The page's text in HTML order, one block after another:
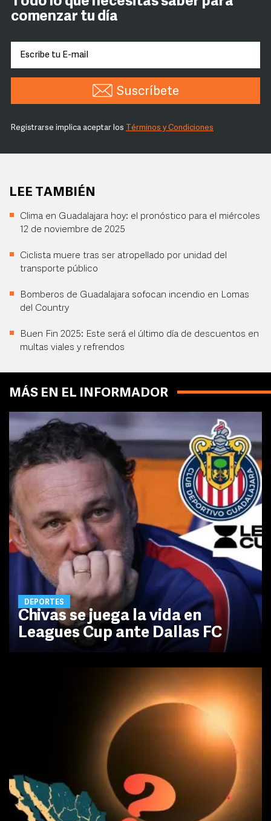
comenzar tu día
Suscríbete
Registrarse implica aceptar los Términos y Condiciones
LEE TAMBIÉN
Clima en Guadalajara hoy: el pronóstico para el miércoles
12 de noviembre de 2025
Ciclista muere tras ser atropellado por unidad del
transporte público
Bomberos de Guadalajara sofocan incendio en Lomas
del Country
Buen Fin 2025: Este será el último día de descuentos en
multas viales y refrendos
MÁS EN EL INFORMADOR
DEPORTES
Chivas se juega la vida en
Leagues Cup ante Dallas FC